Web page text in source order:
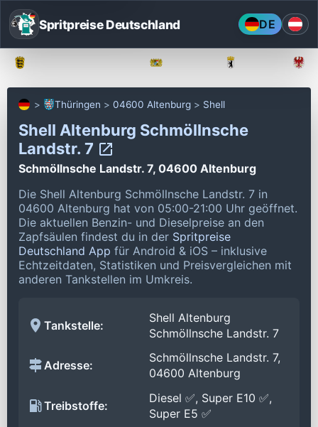
Spritpreise Deutschland DE
Thüringen 04600 Altenburg Shell
Shell Altenburg Schmöllnsche
Landstr. 7
Schmöllnsche Landstr. 7, 04600 Altenburg
Die Shell Altenburg Schmöllnsche Landstr. 7 in
04600 Altenburg hat von 05:00-21:00 Uhr geöffnet.
Die aktuellen Benzin- und Dieselpreise an den
Zapfsäulen findest du in der Spritpreise
Deutschland App für Android & iOS – inklusive
Echtzeitdaten, Statistiken und Preisvergleichen mit
anderen Tankstellen im Umkreis.
Tankstelle:
Shell Altenburg
Schmöllnsche Landstr. 7
Adresse:
Schmöllnsche Landstr. 7,
04600 Altenburg
Treibstoffe:
Diesel ✅, Super E10 ✅,
Super E5 ✅